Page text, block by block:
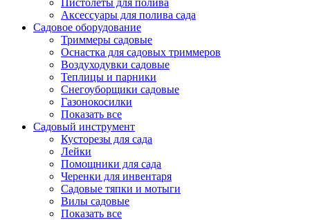
Пистолеты для полива
Аксессуары для полива сада
Садовое оборудование
Триммеры садовые
Оснастка для садовых триммеров
Воздуходувки садовые
Теплицы и парники
Снегоуборщики садовые
Газонокосилки
Показать все
Садовый инструмент
Кусторезы для сада
Лейки
Помощники для сада
Черенки для инвентаря
Садовые тяпки и мотыги
Вилы садовые
Показать все